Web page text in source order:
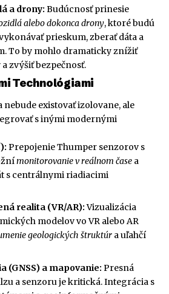
a drony: Budúcnosť prinesie
alebo dokonca drony, ktoré budú
prieskum, zberať dáta a
To by mohlo dramaticky znížiť
zvýšiť bezpečnosť.
Technológiami
existovať izolovane, ale
s inými modernými
Prepojenie Thumper senzorov s
monitorovanie v reálnom čase a
s centrálnymi riadiacimi
realita (VR/AR):Vizualizácia
modelov vo VR alebo AR
geologických štruktúr a uľahčí
(GNSS) a mapovanie: Presná
a senzoru je kritická. Integrácia s